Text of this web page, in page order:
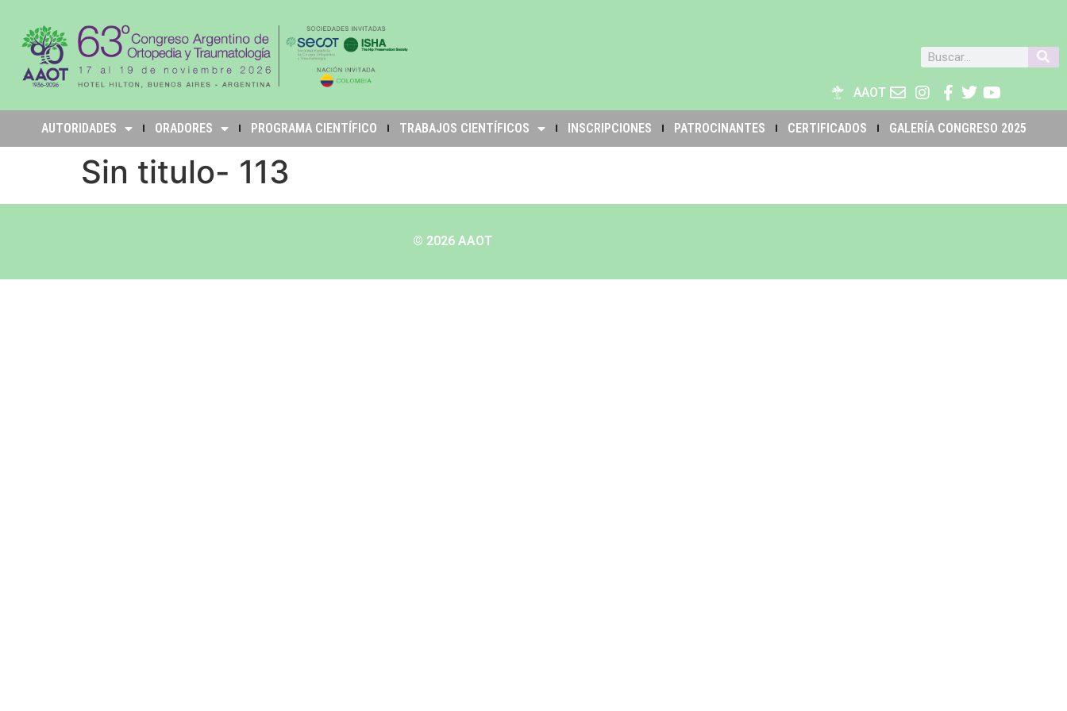
AAOT
AUTORIDADES ORADORES PROGRAMA CIENTÍFICO TRABAJOS CIENTÍFICOS INSCRIPCIONES PATROCINANTES CERTIFICADOS GALERÍA CONGRESO 2025
Sin titulo- 113
© 2026 AAOT